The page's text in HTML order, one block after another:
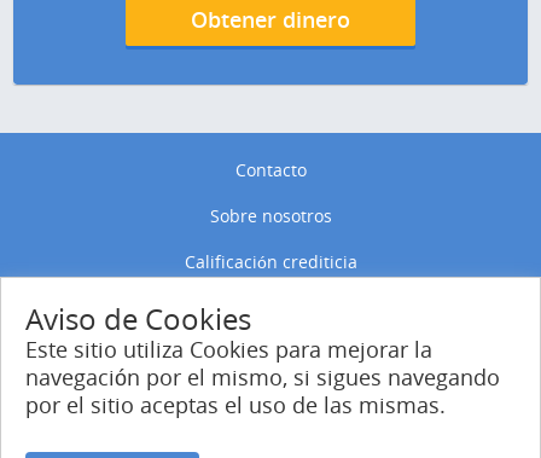
Obtener dinero
Contacto
Sobre nosotros
Calificación crediticia
Política de privacidad
Política de Cookies
Entrar
Aviso de Cookies
Este sitio utiliza Cookies para mejorar la
navegación por el mismo, si sigues navegando
por el sitio aceptas el uso de las mismas.